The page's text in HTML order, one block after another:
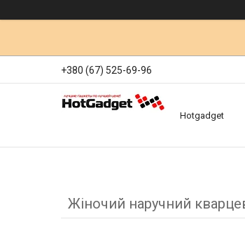
+380 (67) 525-69-96
Hotgadget
Жіночий наручний